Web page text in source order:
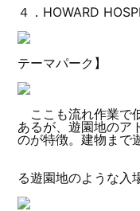
４．HOWARD
【↓ 外観
テーマパーク】
ここも流れ作業で
あるが、遊園地のア
のが特徴。建物まで
【↓ チケ
る遊園地のような入